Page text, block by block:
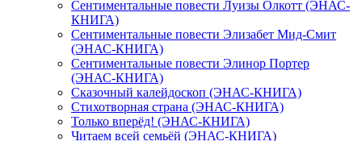
Сентиментальные повести Луизы Олкотт (ЭНАС-
КНИГА)
Сентиментальные повести Элизабет Мид-Смит
(ЭНАС-КНИГА)
Сентиментальные повести Элинор Портер
(ЭНАС-КНИГА)
Сказочный калейдоскоп (ЭНАС-КНИГА)
Стихотворная страна (ЭНАС-КНИГА)
Только вперёд! (ЭНАС-КНИГА)
Читаем всей семьёй (ЭНАС-КНИГА)